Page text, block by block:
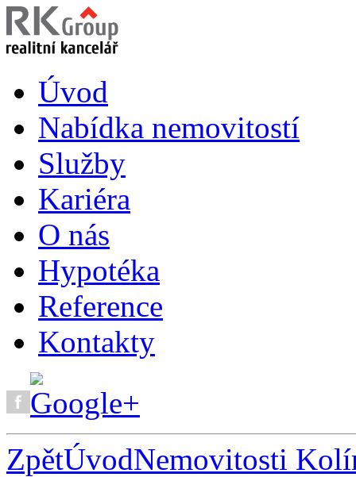
Úvod
Nabídka nemovitostí
Služby
Kariéra
O nás
Hypotéka
Reference
Kontakty
ZpětÚvodNemovitosti